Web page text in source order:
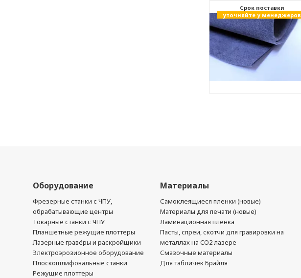
Cрок поставки
уточняйте у менеджеров
Оборудование
Фрезерные станки с ЧПУ,
обрабатывающие центры
Токарные станки с ЧПУ
Планшетные режущие плоттеры
Лазерные гравёры и раскройщики
Электроэрозионное оборудование
Плоскошлифовальные станки
Режущие плоттеры
Материалы
Самоклеящиеся пленки (новые)
Материалы для печати (новые)
Ламинационная пленка
Пасты, спреи, скотчи для гравировки на
металлах на CO2 лазере
Смазочные материалы
Для табличек Брайля